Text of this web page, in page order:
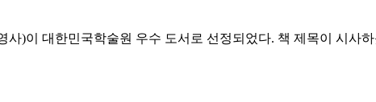
사)이 대한민국학술원 우수 도서로 선정되었다. 책 제목이
시사